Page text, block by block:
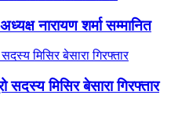
नारायण शर्मा सम्मानित
सदस्य मिसिर बेसारा गिरफ्तार